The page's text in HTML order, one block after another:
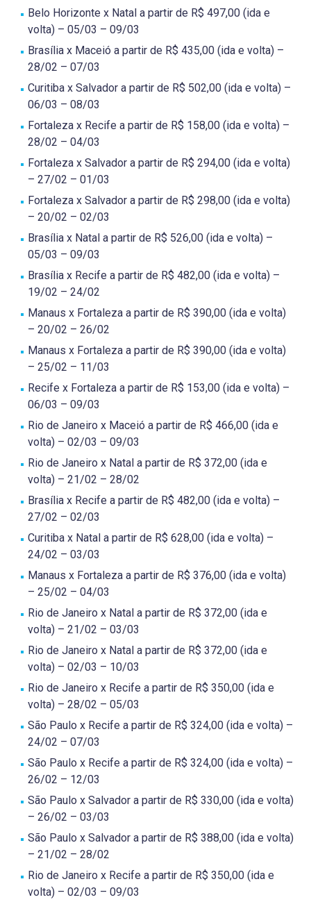
Belo Horizonte x Natal a partir de R$ 497,00 (ida e
volta) – 05/03 – 09/03
Brasília x Maceió a partir de R$ 435,00 (ida e volta) –
28/02 – 07/03
Curitiba x Salvador a partir de R$ 502,00 (ida e volta) –
06/03 – 08/03
Fortaleza x Recife a partir de R$ 158,00 (ida e volta) –
28/02 – 04/03
Fortaleza x Salvador a partir de R$ 294,00 (ida e volta)
– 27/02 – 01/03
Fortaleza x Salvador a partir de R$ 298,00 (ida e volta)
– 20/02 – 02/03
Brasília x Natal a partir de R$ 526,00 (ida e volta) –
05/03 – 09/03
Brasília x Recife a partir de R$ 482,00 (ida e volta) –
19/02 – 24/02
Manaus x Fortaleza a partir de R$ 390,00 (ida e volta)
– 20/02 – 26/02
Manaus x Fortaleza a partir de R$ 390,00 (ida e volta)
– 25/02 – 11/03
Recife x Fortaleza a partir de R$ 153,00 (ida e volta) –
06/03 – 09/03
Rio de Janeiro x Maceió a partir de R$ 466,00 (ida e
volta) – 02/03 – 09/03
Rio de Janeiro x Natal a partir de R$ 372,00 (ida e
volta) – 21/02 – 28/02
Brasília x Recife a partir de R$ 482,00 (ida e volta) –
27/02 – 02/03
Curitiba x Natal a partir de R$ 628,00 (ida e volta) –
24/02 – 03/03
Manaus x Fortaleza a partir de R$ 376,00 (ida e volta)
– 25/02 – 04/03
Rio de Janeiro x Natal a partir de R$ 372,00 (ida e
volta) – 21/02 – 03/03
Rio de Janeiro x Natal a partir de R$ 372,00 (ida e
volta) – 02/03 – 10/03
Rio de Janeiro x Recife a partir de R$ 350,00 (ida e
volta) – 28/02 – 05/03
São Paulo x Recife a partir de R$ 324,00 (ida e volta) –
24/02 – 07/03
São Paulo x Recife a partir de R$ 324,00 (ida e volta) –
26/02 – 12/03
São Paulo x Salvador a partir de R$ 330,00 (ida e volta)
– 26/02 – 03/03
São Paulo x Salvador a partir de R$ 388,00 (ida e volta)
– 21/02 – 28/02
Rio de Janeiro x Recife a partir de R$ 350,00 (ida e
volta) – 02/03 – 09/03